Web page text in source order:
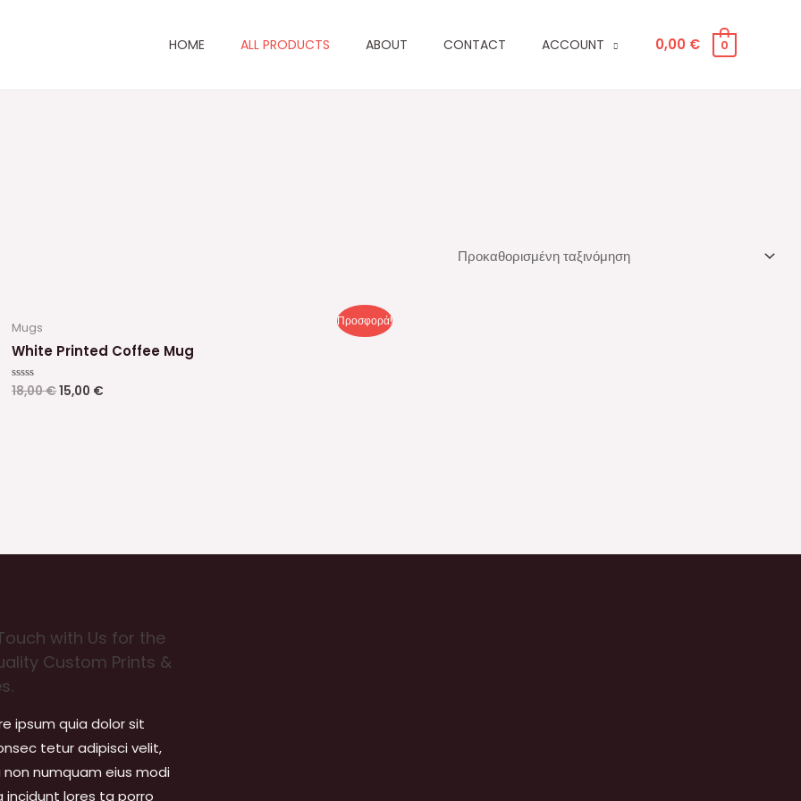
HOME ALL PRODUCTS ABOUT CONTACT ACCOUNT 0,00 € 0
Προσφορά!
Mugs
White Printed Coffee Mug
Βαθμολογήθηκε
18,00€15,00 €
with Us for the
Custom Prints &
ipsum quia dolor sit
tetur adipisci velit,
non numquam eius modi
incidunt lores ta porro